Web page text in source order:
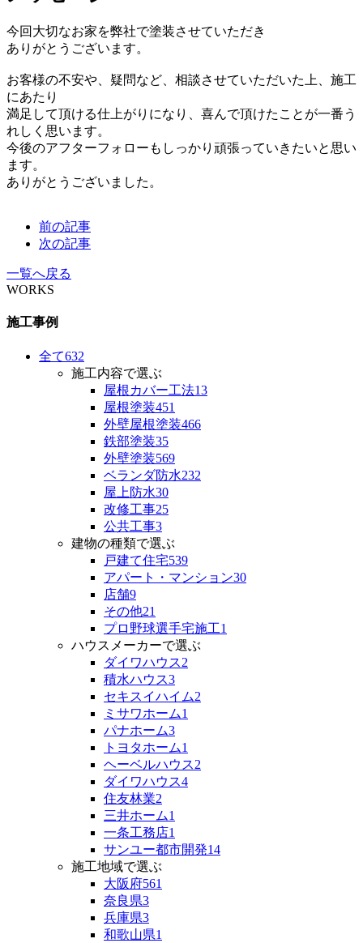
今回大切なお家を弊社で塗装させていただき
ありがとうございます。
お客様の不安や、疑問など、相談させていただいた上、施工
にあたり
満足して頂ける仕上がりになり、喜んで頂けたことが一番う
れしく思います。
今後のアフターフォローもしっかり頑張っていきたいと思い
ます。
ありがとうございました。
前の記事
次の記事
一覧へ戻る
WORKS
施工事例
全て632
施工内容で選ぶ
屋根カバー工法13
屋根塗装451
外壁屋根塗装466
鉄部塗装35
外壁塗装569
ベランダ防水232
屋上防水30
改修工事25
公共工事3
建物の種類で選ぶ
戸建て住宅539
アパート・マンション30
店舗9
その他21
プロ野球選手宅施工1
ハウスメーカーで選ぶ
ダイワハウス2
積水ハウス3
セキスイハイム2
ミサワホーム1
パナホーム3
トヨタホーム1
ヘーベルハウス2
ダイワハウス4
住友林業2
三井ホーム1
一条工務店1
サンユー都市開発14
施工地域で選ぶ
大阪府561
奈良県3
兵庫県3
和歌山県1